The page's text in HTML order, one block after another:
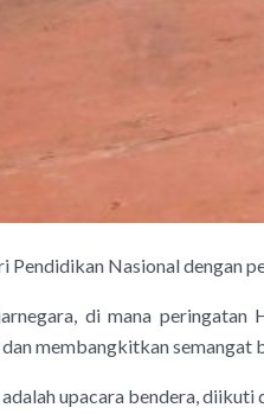
Nasional dengan
di mana peringatan
membangkitkan semangat
upacara bendera,